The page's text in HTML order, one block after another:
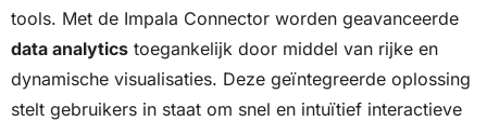
tools. Met de Impala Connector worden geavanceerde
data analytics toegankelijk door middel van rijke en
dynamische visualisaties. Deze geïntegreerde oplossing
stelt gebruikers in staat om snel en intuïtief interactieve